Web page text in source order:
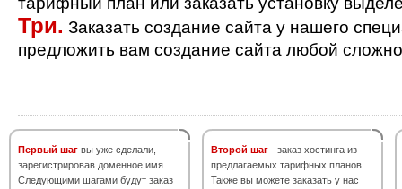
Три. Заказать создание сайта у нашего
предложить вам создание сайта любой
Первый шаг вы уже сделали,
зарегистрировав доменное имя.
Следующими шагами будут заказ
Второй шаг - заказ хостинга из
предлагаемых тарифных планов.
Также вы можете заказать у нас